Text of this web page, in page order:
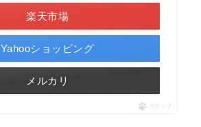
楽天市場
Yahooショッピング
メルカリ
ポチップ